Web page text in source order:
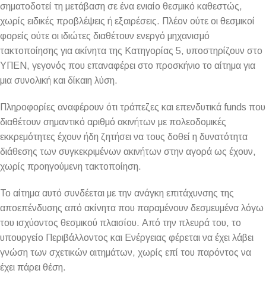
σηματοδοτεί τη μετάβαση σε ένα ενιαίο θεσμικό καθεστώς,
χωρίς ειδικές προβλέψεις ή εξαιρέσεις. Πλέον ούτε οι θεσμικοί
φορείς ούτε οι ιδιώτες διαθέτουν ενεργό μηχανισμό
τακτοποίησης για ακίνητα της Κατηγορίας 5, υποστηρίζουν στο
ΥΠΕΝ, γεγονός που επαναφέρει στο προσκήνιο το αίτημα για
μια συνολική και δίκαιη λύση.
Πληροφορίες αναφέρουν ότι τράπεζες και επενδυτικά funds που
διαθέτουν σημαντικό αριθμό ακινήτων με πολεοδομικές
εκκρεμότητες έχουν ήδη ζητήσει να τους δοθεί η δυνατότητα
διάθεσης των συγκεκριμένων ακινήτων στην αγορά ως έχουν,
χωρίς προηγούμενη τακτοποίηση.
Το αίτημα αυτό συνδέεται με την ανάγκη επιτάχυνσης της
αποεπένδυσης από ακίνητα που παραμένουν δεσμευμένα λόγω
του ισχύοντος θεσμικού πλαισίου. Από την πλευρά του, το
υπουργείο Περιβάλλοντος και Ενέργειας φέρεται να έχει λάβει
γνώση των σχετικών αιτημάτων, χωρίς επί του παρόντος να
έχει πάρει θέση.